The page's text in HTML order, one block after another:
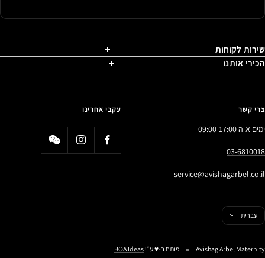
שירות לקוחות
הכירי אותנו
צרי קשר
ימים א-ה 09:00-17:00
03-6810018
service@avishagarbel.co.il
עקבי אחרינו
שפהעברית
Avishag Arbel Maternity פותח ב-♥️ ע״יBOA Ideas